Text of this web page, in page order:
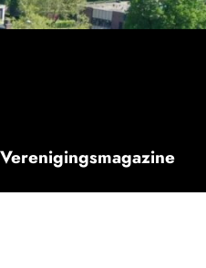
Verenigingsmagazine